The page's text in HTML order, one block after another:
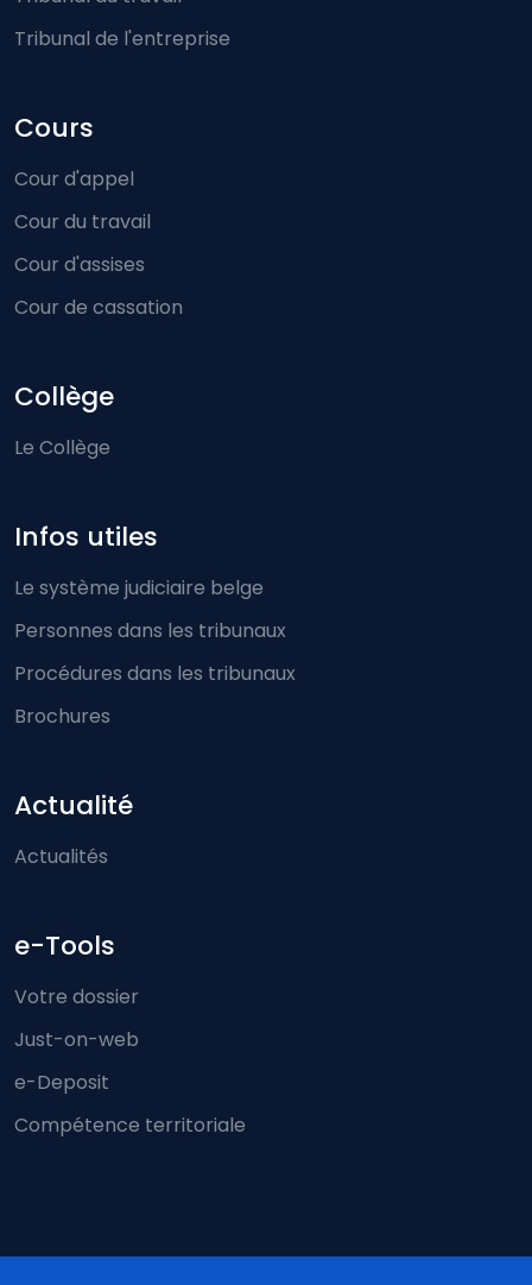
Tribunal de l'entreprise
Cours
Cour d'appel
Cour du travail
Cour d'assises
Cour de cassation
Collège
Le Collège
Infos utiles
Le système judiciaire belge
Personnes dans les tribunaux
Procédures dans les tribunaux
Brochures
Actualité
Actualités
e-Tools
Votre dossier
Just-on-web
e-Deposit
Compétence territoriale